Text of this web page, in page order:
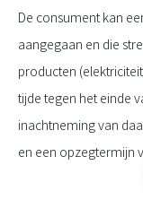
De consument kan
aangegaan en die
producten
tijde tegen het einde
inachtneming van
en een opzegtermijn